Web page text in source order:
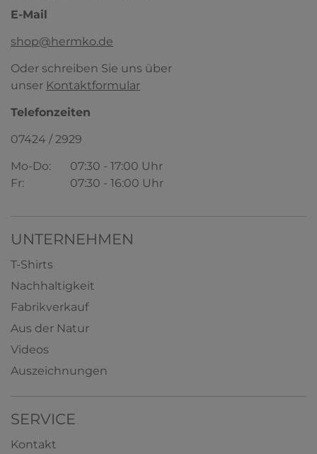
E-Mail
shop@hermko.de
Oder schreiben Sie uns über
unser Kontaktformular
Telefonzeiten
07424 / 2929
Mo-Do:
07:30 - 17:00 Uhr
Fr:
07:30 - 16:00 Uhr
UNTERNEHMEN
T-Shirts
Nachhaltigkeit
Fabrikverkauf
Aus der Natur
Videos
Auszeichnungen
SERVICE
Kontakt